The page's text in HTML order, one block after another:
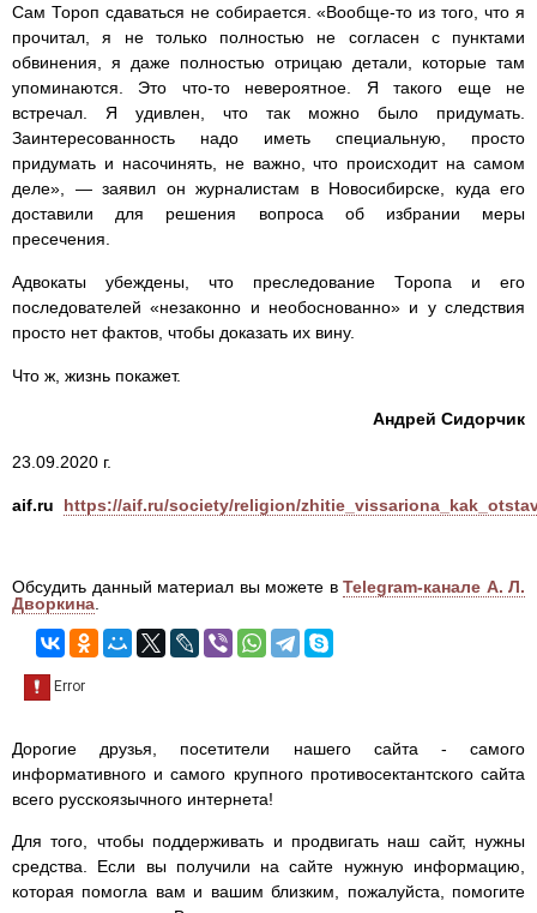
Сам Тороп сдаваться не собирается. «Вообще-то из того, что я
прочитал, я не только полностью не согласен с пунктами
обвинения, я даже полностью отрицаю детали, которые там
упоминаются. Это что-то невероятное. Я такого еще не
встречал. Я удивлен, что так можно было придумать.
Заинтересованность надо иметь специальную, просто
придумать и насочинять, не важно, что происходит на самом
деле», — заявил он журналистам в Новосибирске, куда его
доставили для решения вопроса об избрании меры
пресечения.
Адвокаты убеждены, что преследование Торопа и его
последователей «незаконно и необоснованно» и у следствия
просто нет фактов, чтобы доказать их вину.
Что ж, жизнь покажет.
Андрей Сидорчик
23.09.2020 г.
aif.ru https://aif.ru/society/religion/
Обсудить данный материал вы можете в Telegram-канале А. Л.
Дворкина
Дорогие друзья, посетители нашего сайта - самого
информативного и самого крупного противосектантского сайта
всего русскоязычного интернета!
Для того, чтобы поддерживать и продвигать наш сайт, нужны
средства. Если вы получили на сайте нужную информацию,
которая помогла вам и вашим близким, пожалуйста, помогите